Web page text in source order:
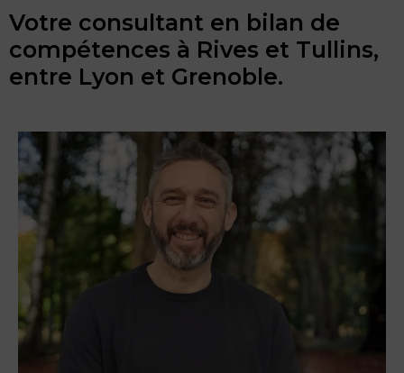
Votre consultant en bilan de
compétences à Rives et Tullins,
entre Lyon et Grenoble.